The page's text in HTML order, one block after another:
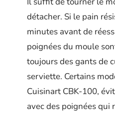
détacher. Si le pain
minutes avant de
poignées du moule
toujours des gants de
serviette. Certains
Cuisinart CBK-100,
avec des poignées qui